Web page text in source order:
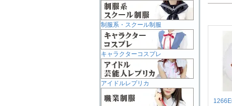
制服系・スクール制服
キャラクターコスプレ
アイドルレプリカ